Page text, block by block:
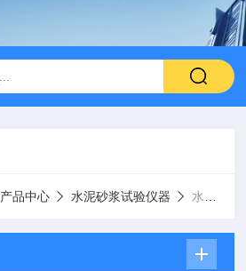
产品中心 水泥砂浆试验仪器 水泥试验小磨